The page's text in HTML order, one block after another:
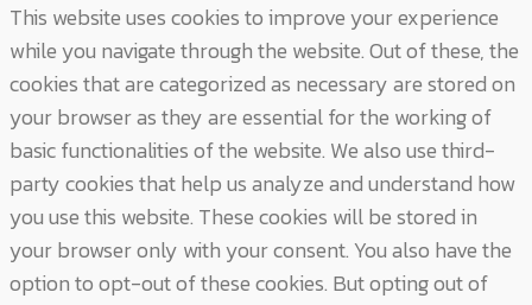
This website uses cookies to improve your experience
while you navigate through the website. Out of these, the
cookies that are categorized as necessary are stored on
your browser as they are essential for the working of
basic functionalities of the website. We also use third-
party cookies that help us analyze and understand how
you use this website. These cookies will be stored in
your browser only with your consent. You also have the
option to opt-out of these cookies. But opting out of